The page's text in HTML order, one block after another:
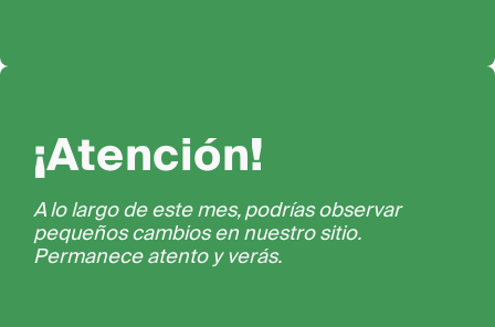
¡Atención!
A lo largo de este mes, podrías observar
pequeños cambios en nuestro sitio.
Permanece atento y verás.